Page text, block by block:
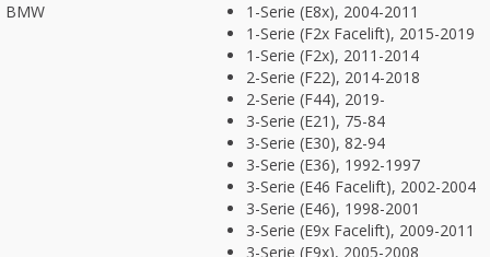
BMW
1-Serie (E8x), 2004-2011
1-Serie (F2x Facelift), 2015-2019
1-Serie (F2x), 2011-2014
2-Serie (F22), 2014-2018
2-Serie (F44), 2019-
3-Serie (E21), 75-84
3-Serie (E30), 82-94
3-Serie (E36), 1992-1997
3-Serie (E46 Facelift), 2002-2004
3-Serie (E46), 1998-2001
3-Serie (E9x Facelift), 2009-2011
3-Serie (E9x), 2005-2008